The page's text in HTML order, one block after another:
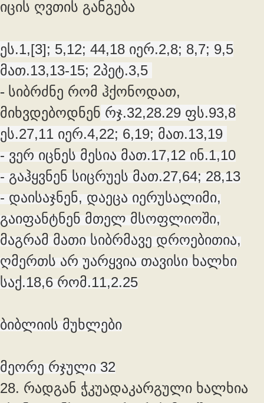
იცის ღვთის განგება
ეს.1,[3]; 5,12; 44,18 იერ.2,8; 8,7; 9,5
მათ.13,13-15; 2პეტ.3,5
- სიბრძნე რომ ჰქონოდათ,
მიხვდებოდნენ რჯ.32,28.29 ფს.93,8
ეს.27,11 იერ.4,22; 6,19; მათ.13,19
- ვერ იცნეს მესია მათ.17,12 ინ.1,10
- გაჰყვნენ სიცრუეს მათ.27,64; 28,13
- დაისაჯნენ, დაეცა იერუსალიმი,
გაიფანტნენ მთელ მსოფლიოში,
მაგრამ მათი სიბრმავე დროებითია,
ღმერთს არ უარყვია თავისი ხალხი
საქ.18,6 რომ.11,2.25
ბიბლიის მუხლები
მეორე რჯული 32
28. რადგან ჭკუადაკარგული ხალხია